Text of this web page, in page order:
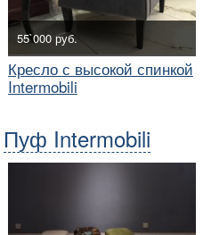
55`000 руб.
Кресло с высокой спинкой
Intermobili
Пуф Intermobili